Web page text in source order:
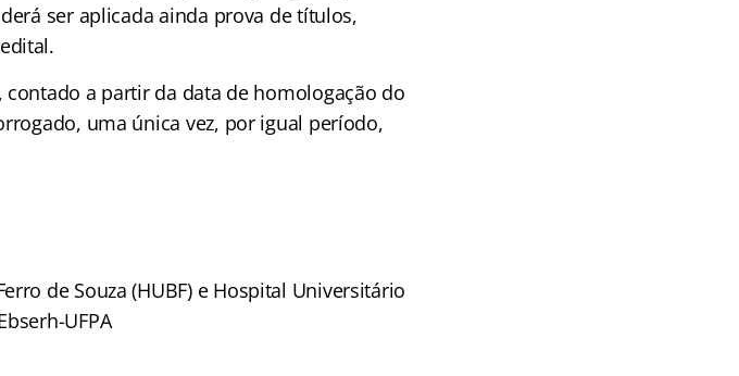
ser aplicada ainda prova de títulos,
a partir da data de homologação do
uma única vez, por igual período,
de Souza (HUBF) e Hospital Universitário
UFPA